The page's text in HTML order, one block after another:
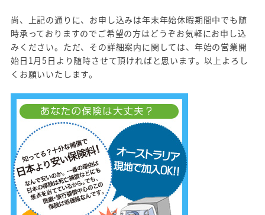
尚、上記の通りに、お申し込みは年末年始休暇期間中でも随
時承っておりますのでご希望の方はどうぞお気軽にお申し込
みください。ただ、その詳細案内に関しては、年始の営業開
始日1月5日より随時させて頂ければと思います。以上よろし
くお願いいたします。